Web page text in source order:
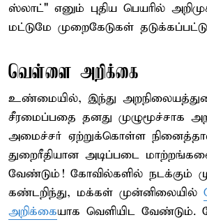
ஸ்லாட்" எனும் புதிய பெயரில்
மட்டுமே முறைகேடுகள்
வெள்ளை அறிக்கை
உண்மையில், இந்து
சீரமைப்பதை தனது முழுமூச்சாக
அமைச்சர் ஏற்றுக்கொள்ள
துறைரீதியான அடிப்படை
வேண்டும்! கோவில்களில் நடக்கும்
கண்டறிந்து, மக்கள் முன்னிலையில்
அறிக்கையாக வெளியிட வேண்டும்.